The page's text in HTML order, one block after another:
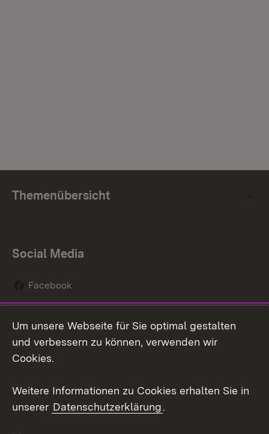
Themenübersicht
Social Media
Facebook
Social Wall
Youtube
Kontakt
Datenschutz
Um unsere Webseite für Sie optimal gestalten
und verbessern zu können, verwenden wir
Cookies.
Weitere Informationen zu Cookies erhalten Sie in
unserer Datenschutzerklärung.